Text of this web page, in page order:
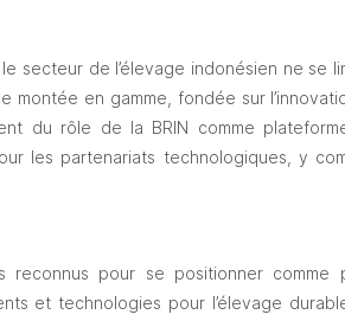
secteur de l’élevage indonésien ne se
montée en gamme, fondée sur
du rôle de la BRIN comme
les partenariats technologiques, y
reconnus pour se positionner comme
et technologies pour l’élevage